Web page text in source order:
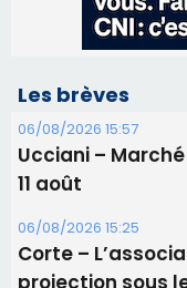
06/08/2026 15:25
Corte –
06/08/2026 15:04
Alata - Soirée
Benedetto
05/08/2026 09:53
Biguglia : messe
procession le 14